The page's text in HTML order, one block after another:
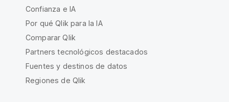
Confianza e IA
Por qué Qlik para la IA
Comparar Qlik
Partners tecnológicos destacados
Fuentes y destinos de datos
Regiones de Qlik